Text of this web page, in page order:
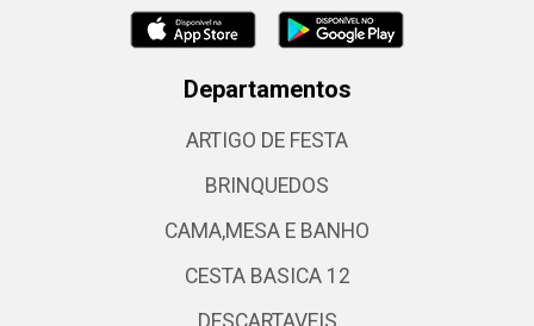
Departamentos
ARTIGO DE FESTA
BRINQUEDOS
CAMA,MESA E BANHO
CESTA BASICA 12